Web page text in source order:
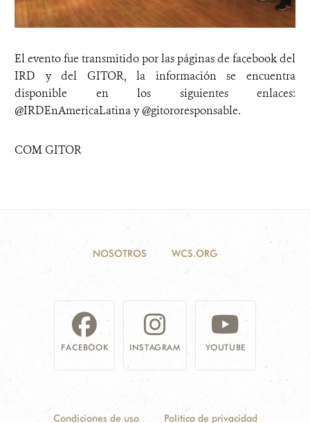
El evento fue transmitido por las páginas de facebook del
IRD y del GITOR, la información se encuentra
disponible en los siguientes enlaces:
@IRDEnAmericaLatina y @gitororesponsable.
COM GITOR
NOSOTROS WCS.ORG
FACEBOOK INSTAGRAM YOUTUBE
Condiciones de uso Política de privacidad